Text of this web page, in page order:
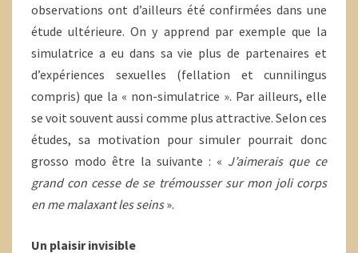
observations ont d’ailleurs été confirmées dans une
étude ultérieure. On y apprend par exemple que la
simulatrice a eu dans sa vie plus de partenaires et
d’expériences sexuelles (fellation et cunnilingus
compris) que la « non-simulatrice ». Par ailleurs, elle
se voit souvent aussi comme plus attractive. Selon ces
études, sa motivation pour simuler pourrait donc
grosso modo être la suivante : « J’aimerais que ce
grand con cesse de se trémousser sur mon joli corps
en me malaxant les seins».
Un plaisir invisible